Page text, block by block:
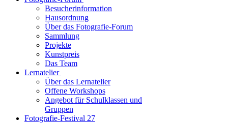
Besucherinformation
Hausordnung
Über das Fotografie-Forum
Sammlung
Projekte
Kunstpreis
Das Team
Lernatelier
Über das Lernatelier
Offene Workshops
Angebot für Schulklassen und
Gruppen
Fotografie-Festival 27